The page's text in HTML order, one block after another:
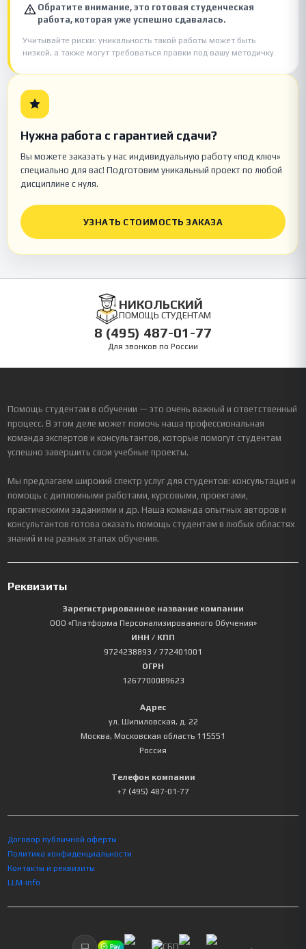
Обратите внимание, это готовая студенческая
работа, которая уже успешно сдавалась.
Учитывайте риски: уникальность такой работы может быть
низкой, а также могут требоваться правки под вашу методичку.
Нужна работа с гарантией сдачи?
Вы можете заказать у нас индивидуальную работу «под ключ»
специально для вас! Подготовим уникальный проект по любой
дисциплине с нуля.
УЗНАТЬ СТОИМОСТЬ ЗАКАЗА
НИКОЛЬСКИЙ
ПОМОЩЬ СТУДЕНТАМ
8 (495) 487-01-77
Для звонков по России
Помощь студентам в обучении — это очень важный и ответственный
процесс. В этом деле может помочь наша профессиональная
команда экспертов и консультантов, которые помогут студентам
успешно завершить свои учебные проекты.
Мы предлагаем широкий спектр услуг для студентов: консультация и
помощь с дипломными работами, курсовыми, проектами,
практическими заданиями и др. Наша команда опытных авторов и
консультантов готова оказать помощь студентам в любых областях
знаний и на разных этапах обучения.
Реквизиты
Зарегистрированное название компании
ООО «Платформа Персонализированного Обучения»
ИНН / КПП
9724238893 / 772401001
ОГРН
1267700089623
Адрес
ул. Шипиловская, д. 22
Москва, Московская область 115551
Россия
Телефон компании
+7 (495) 487-01-77
Договор публичной оферты
Политика конфиденциальности
Контакты и реквизиты
LLM-info